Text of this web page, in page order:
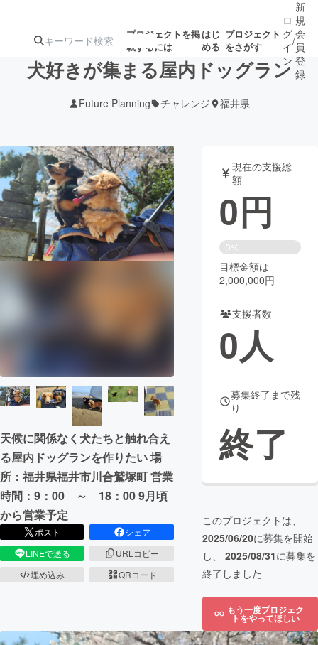
プロジェクトを掲
載するには
はじ
める
プロジェクト
をさがす
アート・写真
テクノロジー・ガジェット ゲーム・サ
書籍・雑誌
チャレンジ
まちづくり・地域活性化
CAMPFIRE for Social Good CAMPFIRE Creation
CAMPFIREふるさと納税machi-ya コミュニティ
ロ
グ
イ
ン
/
新
規
会
員
登
録
犬好きが集まる屋内ドッグラン
Future Planning チャレンジ 福井県
天候に関係なく犬たちと触れ合え
る屋内ドッグランを作りたい 場
所：福井県福井市川合鷲塚町 営業
時間：9：00 ～ 18：00 9月頃
から営業予定
ポスト
シェア
LINEで送る
URLコピー
埋め込み
QRコード
現在の支援総
額
0円
0%
目標金額は
2,000,000円
支援者数
0人
募集終了まで残
り
終了
このプロジェクトは、
2025/06/20に募集を開始
し、 2025/08/31に募集を
終了しました
もう一度プロジェク
トをやってほしい